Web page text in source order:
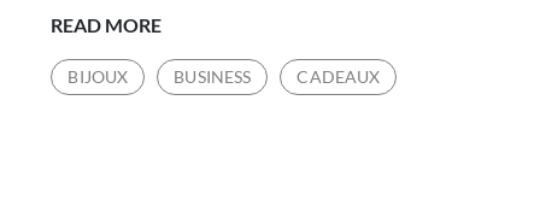
READ MOREQU’EST-
CE
QUE
BIJOUX BUSINESS CADEAUX